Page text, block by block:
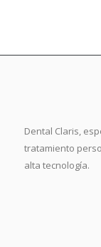
Dental Claris,
tratamiento
alta tecnología.